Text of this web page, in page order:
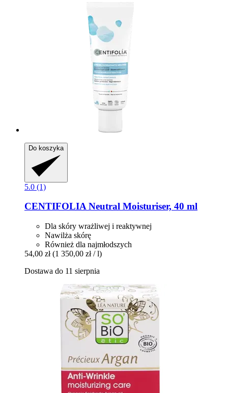
Do koszyka
5.0 (1)
CENTIFOLIANeutral Moisturiser, 40 ml
Dla skóry wrażliwej i reaktywnej
Nawilża skórę
Również dla najmłodszych
54,00 zł (1 350,00 zł / l)
Dostawa do 11 sierpnia